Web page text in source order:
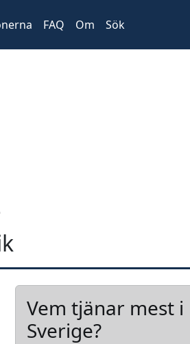
FAQ Om Sök
Vem tjänar mest i
Sverige?